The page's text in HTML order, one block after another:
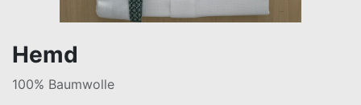
Hemd
100% Baumwolle